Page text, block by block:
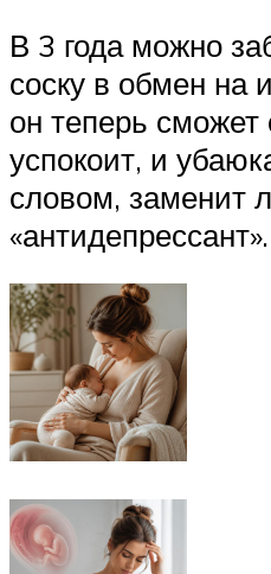
В 3 года можно
соску в обмен на
он теперь сможет
успокоит, и
словом, заменит
«антидепрессант».